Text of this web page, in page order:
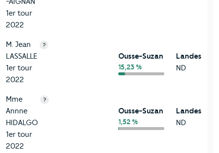
1er tour
2022
M. Jean
LASSALLE
1er tour
2022
?
Ousse-Suzan
15,23 %
Landes
ND
Mme
Annne
HIDALGO
1er tour
2022
?
Ousse-Suzan
1,52 %
Landes
ND